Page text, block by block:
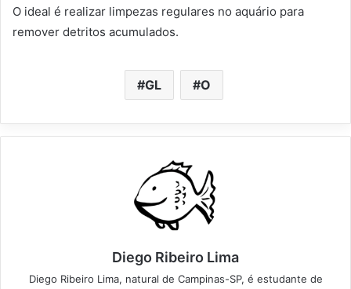
O ideal é realizar limpezas regulares no aquário para
remover detritos acumulados.
GL O
Diego Ribeiro Lima
Diego Ribeiro Lima, natural de Campinas-SP, é estudante de